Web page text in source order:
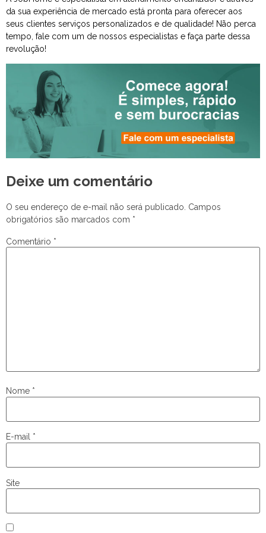
da sua experiência de mercado está pronta para oferecer aos
seus clientes serviços personalizados e de qualidade! Não perca
tempo, fale com um de nossos especialistas e faça parte dessa
revolução!
Deixe um comentário
O seu endereço de e-mail não será publicado. Campos
obrigatórios são marcados com *
Comentário *
Nome *
E-mail *
Site